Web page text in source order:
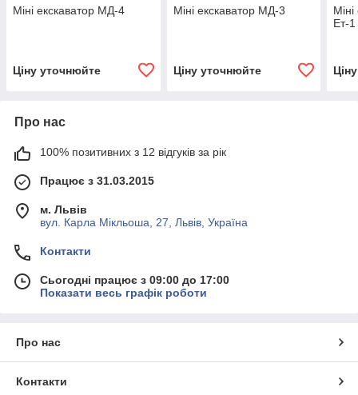
Міні екскаватор МД-4
Ціну уточнюйте
Міні екскаватор МД-3
Ціну уточнюйте
Ет-1
Про нас
100% позитивних з 12 відгуків за рік
Працює з 31.03.2015
м. Львів
вул. Карла Мікльоша, 27, Львів, Україна
Контакти
Сьогодні працює з 09:00 до 17:00
Показати весь графік роботи
Про нас
Контакти